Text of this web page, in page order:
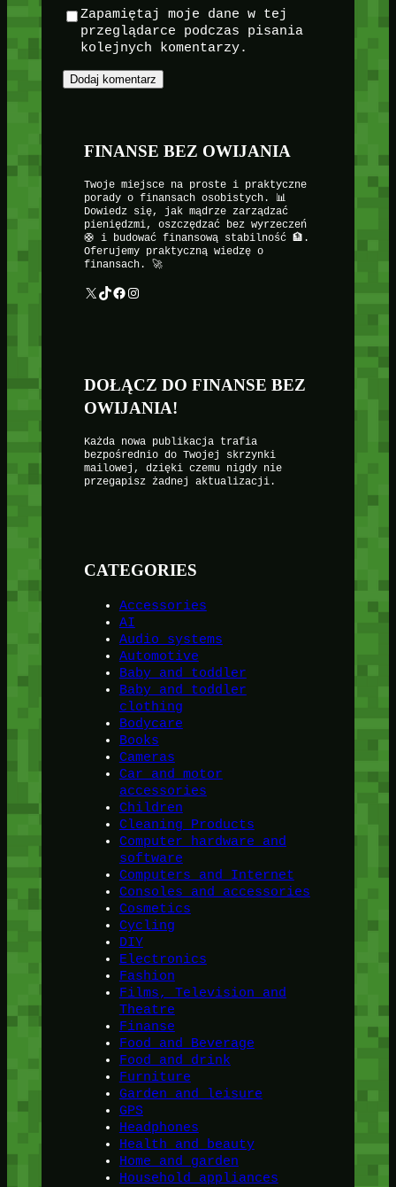
Zapamiętaj moje dane w tej
przeglądarce podczas pisania
kolejnych komentarzy.
FINANSE BEZ OWIJANIA
Twoje miejsce na proste i praktyczne
porady o finansach osobistych. 📊
Dowiedz się, jak mądrze zarządzać
pieniędzmi, oszczędzać bez wyrzeczeń
🛟 i budować finansową stabilność 🏦.
Oferujemy praktyczną wiedzę o
finansach. 🚀
X TikTok Facebook Instagram
DOŁĄCZ DO FINANSE BEZ
OWIJANIA!
Każda nowa publikacja trafia
bezpośrednio do Twojej skrzynki
mailowej, dzięki czemu nigdy nie
przegapisz żadnej aktualizacji.
CATEGORIES
Accessories
AI
Audio systems
Automotive
Baby and toddler
Baby and toddler
clothing
Bodycare
Books
Cameras
Car and motor
accessories
Children
Cleaning Products
Computer hardware and
software
Computers and Internet
Consoles and accessories
Cosmetics
Cycling
DIY
Electronics
Fashion
Films, Television and
Theatre
Finanse
Food and Beverage
Food and drink
Furniture
Garden and leisure
GPS
Headphones
Health and beauty
Home and garden
Household appliances